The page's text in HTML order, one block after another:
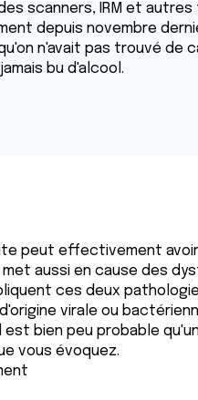
scanners, IRM et
depuis novembre
n'avait pas trouvé de
bu d'alcool.
peut effectivement
met aussi en cause des
ces deux
virale ou
est bien peu probable
vous évoquez.